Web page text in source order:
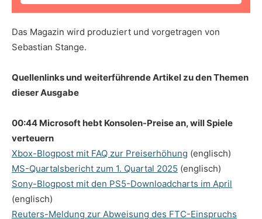
Das Magazin wird produziert und vorgetragen von
Sebastian Stange.
Quellenlinks und weiterführende Artikel zu den Themen
dieser Ausgabe
00:44 Microsoft hebt Konsolen-Preise an, will Spiele
verteuern
Xbox-Blogpost mit FAQ zur Preiserhöhung (englisch)
MS-Quartalsbericht zum 1. Quartal 2025 (englisch)
Sony-Blogpost mit den PS5-Downloadcharts im April
(englisch)
Reuters-Meldung zur Abweisung des FTC-Einspruchs